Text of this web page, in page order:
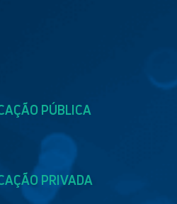
PÚBLICA
PRIVADA